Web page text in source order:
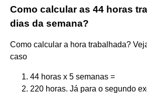
Como calcular as 44 horas
dias da semana?
Como calcular a hora trabalhada?
caso
44 horas x 5 semanas =
220 horas. Já para o segundo